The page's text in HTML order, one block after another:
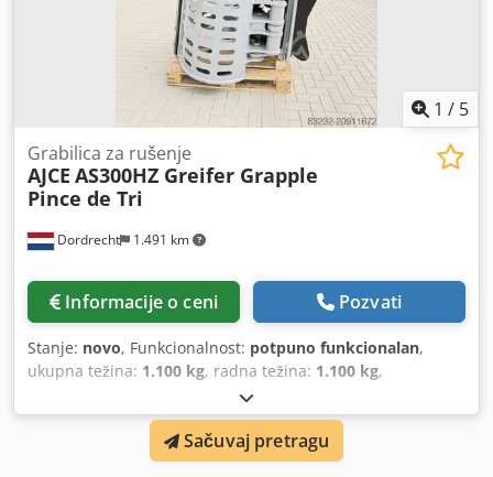
1 / 5
Dordrecht 1.491 km
Grabilica za rušenje
AJCE AS300HZ Greifer Grapple
Pince de Tri
Informacije o ceni Pozvati
Stanje: novo, Funkcionalnost: potpuno funkcionalan,
ukupna težina: 1.100 kg, radna težina: 1.100 kg,
, Godina proizvodnje:
hidraulika grippera, AJCE Europe AS300HZ grabilica je NE-
rotirajuća grabilica težine 1100 kg. Standardno dolazi sa S-
adapterom, zamenjivim sečivima, duplim cilindrom i
Sačuvaj pretragu